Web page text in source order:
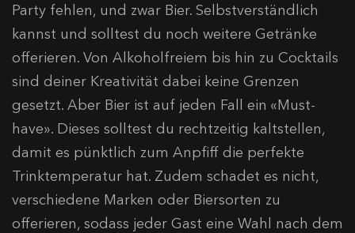
Party fehlen, und zwar Bier. Selbstverständlich
kannst und solltest du noch weitere Getränke
offerieren. Von Alkoholfreiem bis hin zu Cocktails
sind deiner Kreativität dabei keine Grenzen
gesetzt. Aber Bier ist auf jeden Fall ein «Must-
have». Dieses solltest du rechtzeitig kaltstellen,
damit es pünktlich zum Anpfiff die perfekte
Trinktemperatur hat. Zudem schadet es nicht,
verschiedene Marken oder Biersorten zu
offerieren, sodass jeder Gast eine Wahl nach dem